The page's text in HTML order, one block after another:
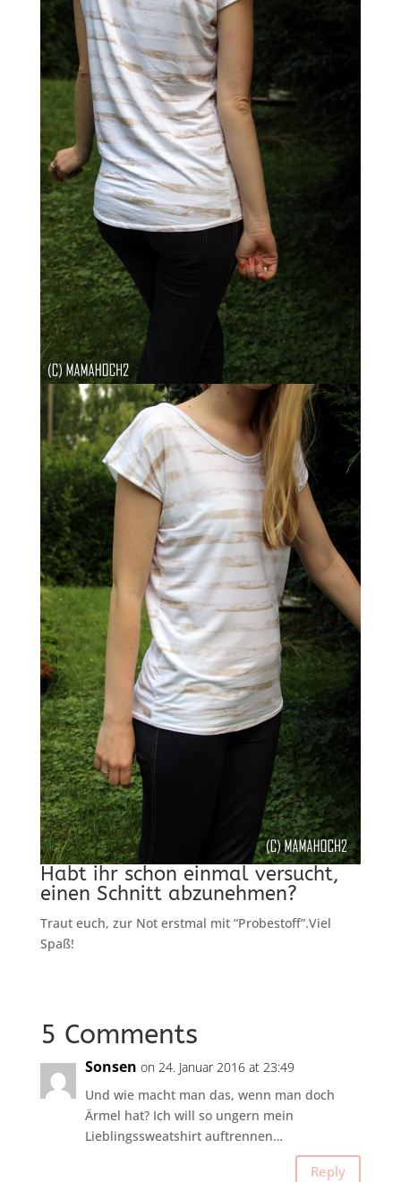
Habt ihr schon einmal versucht,
einen Schnitt abzunehmen?
Traut euch, zur Not erstmal mit “Probestoff”.Viel
Spaß!
5 Comments
Sonsen on 24. Januar 2016 at 23:49
Und wie macht man das, wenn man doch
Ärmel hat? Ich will so ungern mein
Lieblingssweatshirt auftrennen…
Reply